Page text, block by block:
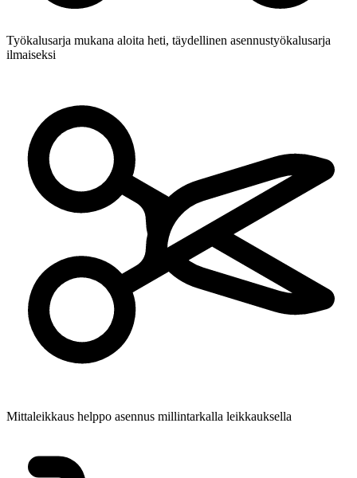
Työkalusarja mukana aloita heti, täydellinen asennustyökalusarja
ilmaiseksi
Mittaleikkaus helppo asennus millintarkalla leikkauksella